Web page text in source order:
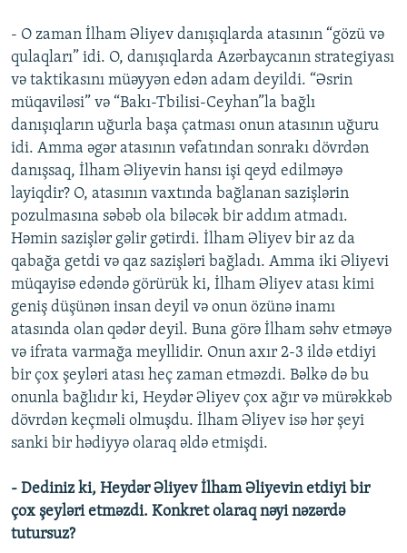
- O zaman İlham Əliyev danışıqlarda atasının “gözü və
qulaqları” idi. O, danışıqlarda Azərbaycanın strategiyası
və taktikasını müəyyən edən adam deyildi. “Əsrin
müqaviləsi” və “Bakı-Tbilisi-Ceyhan”la bağlı
danışıqların uğurla başa çatması onun atasının uğuru
idi. Amma əgər atasının vəfatından sonrakı dövrdən
danışsaq, İlham Əliyevin hansı işi qeyd edilməyə
layiqdir? O, atasının vaxtında bağlanan sazişlərin
pozulmasına səbəb ola biləcək bir addım atmadı.
Həmin sazişlər gəlir gətirdi. İlham Əliyev bir az da
qabağa getdi və qaz sazişləri bağladı. Amma iki Əliyevi
müqayisə edəndə görürük ki, İlham Əliyev atası kimi
geniş düşünən insan deyil və onun özünə inamı
atasında olan qədər deyil. Buna görə İlham səhv etməyə
və ifrata varmağa meyllidir. Onun axır 2-3 ildə etdiyi
bir çox şeyləri atası heç zaman etməzdi. Bəlkə də bu
onunla bağlıdır ki, Heydər Əliyev çox ağır və mürəkkəb
dövrdən keçməli olmuşdu. İlham Əliyev isə hər şeyi
sanki bir hədiyyə olaraq əldə etmişdi.
- Dediniz ki, Heydər Əliyev İlham Əliyevin etdiyi bir
çox şeyləri etməzdi. Konkret olaraq nəyi nəzərdə
tutursuz?